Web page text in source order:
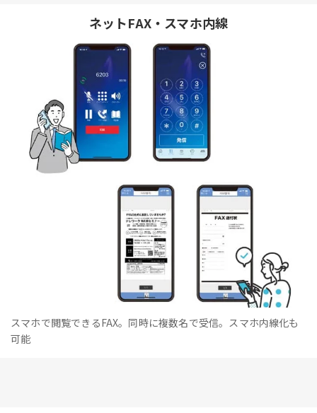
ネットFAX・スマホ内線
スマホで閲覧できるFAX。同時に複数名で受信。スマホ内線化も
可能